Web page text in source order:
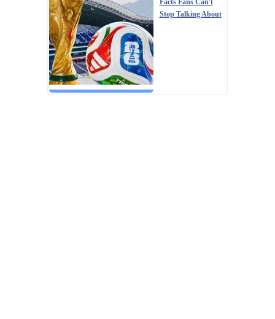
Facts Fans Can't
Stop Talking About